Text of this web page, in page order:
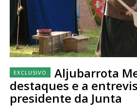
Aljubarrota
destaques e a
presidente da Junta